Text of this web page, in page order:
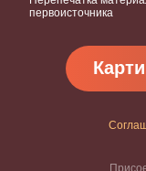
первоисточника